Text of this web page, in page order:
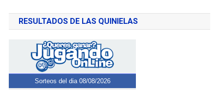
RESULTADOS DE LAS QUINIELAS